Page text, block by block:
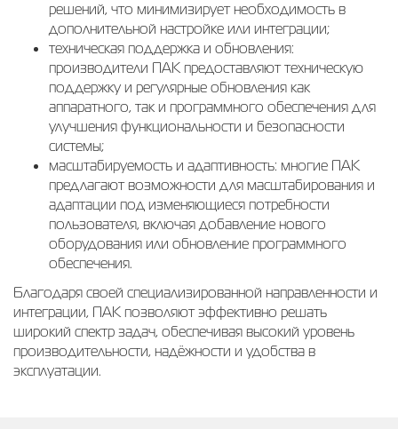
решений, что минимизирует необходимость в
дополнительной настройке или интеграции;
техническая поддержка и обновления:
производители ПАК предоставляют техническую
поддержку и регулярные обновления как
аппаратного, так и программного обеспечения для
улучшения функциональности и безопасности
системы;
масштабируемость и адаптивность: многие ПАК
предлагают возможности для масштабирования и
адаптации под изменяющиеся потребности
пользователя, включая добавление нового
оборудования или обновление программного
обеспечения.
Благодаря своей специализированной направленности и
интеграции, ПАК позволяют эффективно решать
широкий спектр задач, обеспечивая высокий уровень
производительности, надёжности и удобства в
эксплуатации.